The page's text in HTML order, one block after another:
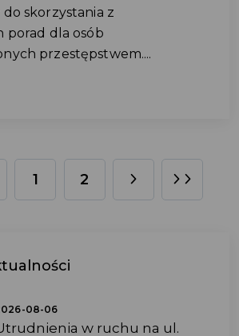
do skorzystania z
porad dla osób
przestępstwem....
1 2
08-06
w ruchu na ul.